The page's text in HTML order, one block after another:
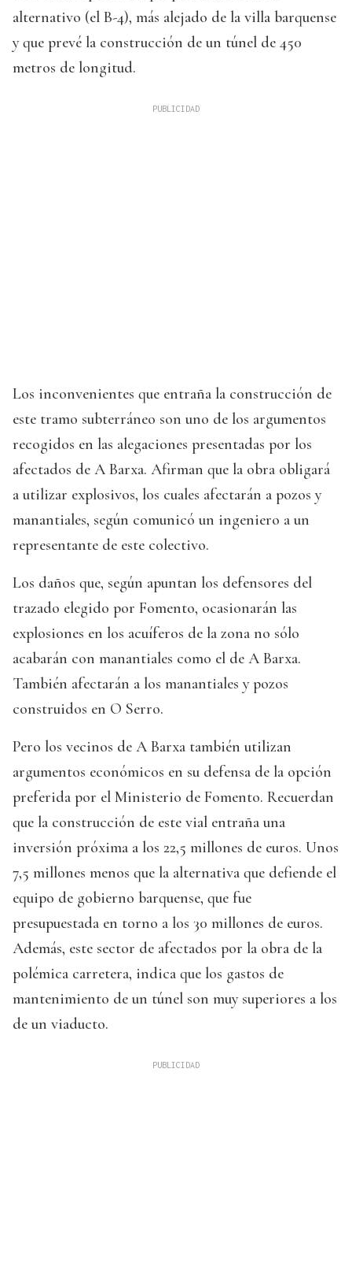
alternativo (el B-4), más alejado de la villa barquense
y que prevé la construcción de un túnel de 450
metros de longitud.
Los inconvenientes que entraña la construcción de
este tramo subterráneo son uno de los argumentos
recogidos en las alegaciones presentadas por los
afectados de A Barxa. Afirman que la obra obligará
a utilizar explosivos, los cuales afectarán a pozos y
manantiales, según comunicó un ingeniero a un
representante de este colectivo.
Los daños que, según apuntan los defensores del
trazado elegido por Fomento, ocasionarán las
explosiones en los acuíferos de la zona no sólo
acabarán con manantiales como el de A Barxa.
También afectarán a los manantiales y pozos
construidos en O Serro.
Pero los vecinos de A Barxa también utilizan
argumentos económicos en su defensa de la opción
preferida por el Ministerio de Fomento. Recuerdan
que la construcción de este vial entraña una
inversión próxima a los 22,5 millones de euros. Unos
7,5 millones menos que la alternativa que defiende el
equipo de gobierno barquense, que fue
presupuestada en torno a los 30 millones de euros.
Además, este sector de afectados por la obra de la
polémica carretera, indica que los gastos de
mantenimiento de un túnel son muy superiores a los
de un viaducto.